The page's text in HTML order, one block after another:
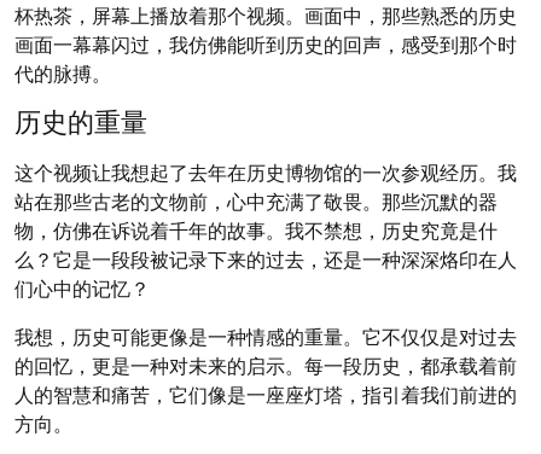
杯热茶，屏幕上播放着那个视频。画面中，那些熟悉的历史
画面一幕幕闪过，我仿佛能听到历史的回声，感受到那个时
代的脉搏。
历史的重量
这个视频让我想起了去年在历史博物馆的一次参观经历。我
站在那些古老的文物前，心中充满了敬畏。那些沉默的器
物，仿佛在诉说着千年的故事。我不禁想，历史究竟是什
么？它是一段段被记录下来的过去，还是一种深深烙印在人
们心中的记忆？
我想，历史可能更像是一种情感的重量。它不仅仅是对过去
的回忆，更是一种对未来的启示。每一段历史，都承载着前
人的智慧和痛苦，它们像是一座座灯塔，指引着我们前进的
方向。